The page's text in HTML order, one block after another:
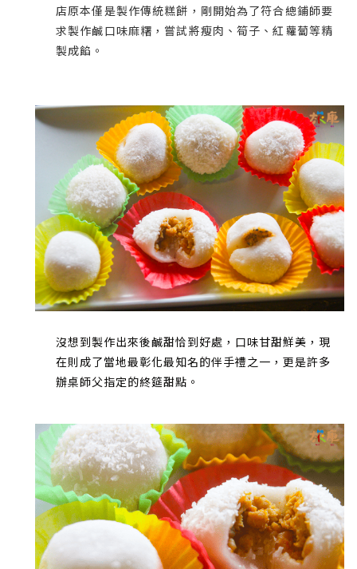
店原本僅是製作傳統糕餅，剛開始為了符合總鋪師要
求製作鹹口味麻糬，嘗試將瘦肉、筍子、紅蘿蔔等精
製成餡。
沒想到製作出來後鹹甜恰到好處，口味甘甜鮮美，現
在則成了當地最彰化最知名的伴手禮之一，更是許多
辦桌師父指定的終筵甜點。